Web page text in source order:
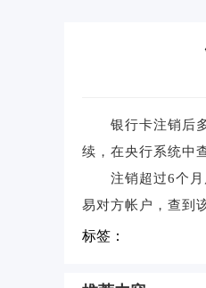
银行卡注销后多
续，在央行系统中
注销超过6个月后
易对方帐户，查到
标签：